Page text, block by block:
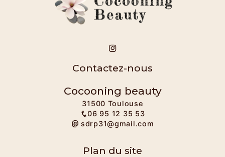
Contactez-nous
Cocooning beauty
31500 Toulouse
06 95 12 35 53
sdrp31@gmail.com
Plan du site